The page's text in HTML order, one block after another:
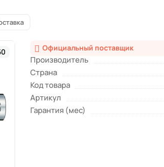
Официальный поставщик
Производитель
Страна
Код товара
Артикул
Гарантия (мес)